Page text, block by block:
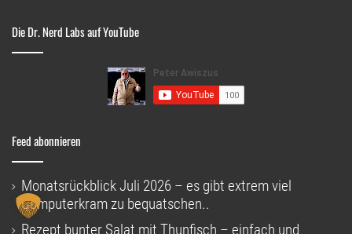
Die Dr. Nerd Labs auf YouTube
Feed abonnieren
Monatsrückblick Juli 2026 – es gibt extrem viel
Computerkram zu bequatschen..
Rezept bunter Salat mit Thunfisch – einfach und